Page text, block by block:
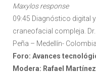
Maxylos response
09:45 Diagnóstico digital
craneofacial compleja.
Peña – Medellín- Colombia.
Foro: Avances
Modera: Rafael